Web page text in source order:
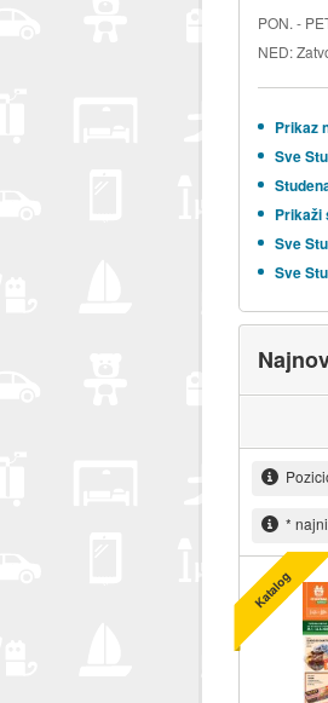
PON. -
NED:
Prikaz
Sve
Prikaži
Sve
Sve
*
Katalog